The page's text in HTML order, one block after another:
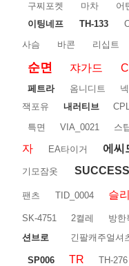
구찌포켓 마차 어
이팅네프
TH-133
사슴
바콘 리십트
순면 쟈가드
페트라
옴니디트
잭포유
내러티브
특면
VIA_0021 스
자
EA타이거 에씨
기모잠옷 SUCCESS
팬츠 TID_0004 슬
SK-4751 2켤레 방한
션브로
긴팔캐주얼셔
SP006 TR TH-276